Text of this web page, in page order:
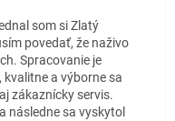
som si Zlatý
povedať, že naživo
Spracovanie je
a výborne sa
zákaznícky servis.
následne sa vyskytol